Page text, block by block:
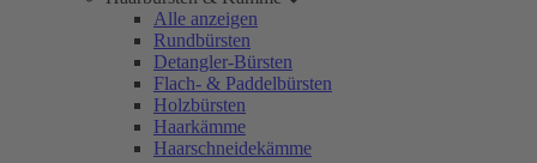
Alle anzeigen
Rundbürsten
Detangler-Bürsten
Flach- & Paddelbürsten
Holzbürsten
Haarkämme
Haarschneidekämme